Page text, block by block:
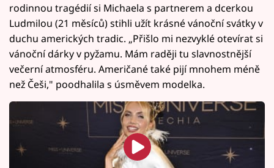
rodinnou tragédií si Michaela s partnerem a dcerkou
Ludmilou (21 měsíců) stihli užít krásné vánoční svátky v
duchu amerických tradic. „Přišlo mi nezvyklé otevírat si
vánoční dárky v pyžamu. Mám raději tu slavnostnější
večerní atmosféru. Američané také pijí mnohem méně
než Češi," poodhalila s úsměvem modelka.